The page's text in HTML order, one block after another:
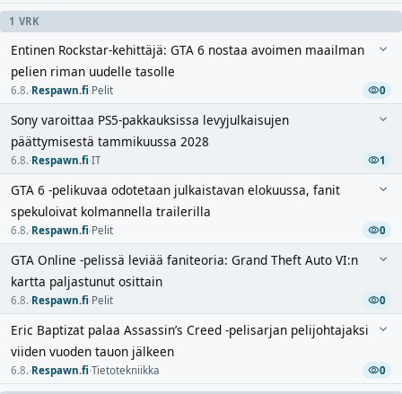
1 VRK
Entinen Rockstar-kehittäjä: GTA 6 nostaa avoimen maailman
pelien riman uudelle tasolle
6.8.·Respawn.fi·Pelit 0
Sony varoittaa PS5-pakkauksissa levyjulkaisujen
päättymisestä tammikuussa 2028
6.8.·Respawn.fi·IT 1
GTA 6 -pelikuvaa odotetaan julkaistavan elokuussa, fanit
spekuloivat kolmannella trailerilla
6.8.·Respawn.fi·Pelit 0
GTA Online -pelissä leviää faniteoria: Grand Theft Auto VI:n
kartta paljastunut osittain
6.8.·Respawn.fi·Pelit 0
Eric Baptizat palaa Assassin’s Creed -pelisarjan pelijohtajaksi
viiden vuoden tauon jälkeen
6.8.·Respawn.fi·Tietotekniikka 0